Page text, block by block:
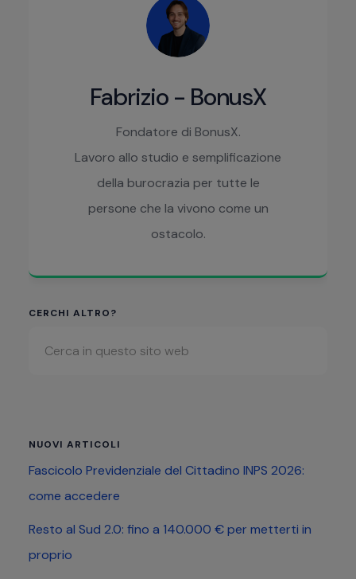
Fabrizio - BonusX
Fondatore di BonusX.
Lavoro allo studio e semplificazione
della burocrazia per tutte le
persone che la vivono come un
ostacolo.
Barra
laterale
CERCHI ALTRO?
web
NUOVI ARTICOLI
Fascicolo Previdenziale del Cittadino INPS 2026:
come accedere
Resto al Sud 2.0: fino a 140.000 € per metterti in
proprio